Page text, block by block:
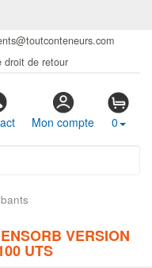
droit de retour
Mon compte 0
VERSION
UTS